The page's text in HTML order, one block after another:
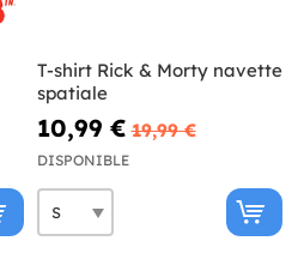
T-shirt Rick & Morty navette
spatiale
10,99 € 19,99 €
DISPONIBLE